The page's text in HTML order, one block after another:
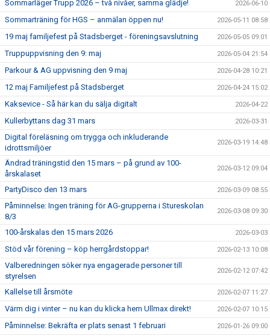
Sommarläger Trupp 2026 – två nivåer, samma glädje! 2026-06-10
Sommarträning för HGS – anmälan öppen nu! 2026-05-11 08:58
19 maj familjefest på Stadsberget - föreningsavslutning 2026-05-05 09:01
Truppuppvisning den 9: maj 2026-05-04 21:54
Parkour & AG uppvisning den 9 maj 2026-04-28 10:21
12 maj Familjefest på Stadsberget 2026-04-24 15:02
Kaksevice - Så här kan du sälja digitalt 2026-04-22
Kullerbyttans dag 31 mars 2026-03-31
Digital föreläsning om trygga och inkluderande
idrottsmiljöer
2026-03-19 14:48
Ändrad träningstid den 15 mars – på grund av 100-
årskalaset
2026-03-12 09:04
PartyDisco den 13 mars 2026-03-09 08:55
Påminnelse: Ingen träning för AG-grupperna i Stureskolan
8/3
2026-03-08 09:30
100-årskalas den 15 mars 2026 2026-03-03
Stöd vår förening – köp herrgårdstoppar! 2026-02-13 10:08
Valberedningen söker nya engagerade personer till
styrelsen
2026-02-12 07:42
Kallelse till årsmöte 2026-02-07 11:27
Värm dig i vinter – nu kan du klicka hem Ullmax direkt! 2026-02-07 10:15
Påminnelse: Bekräfta er plats senast 1 februari 2026-01-26 09:00